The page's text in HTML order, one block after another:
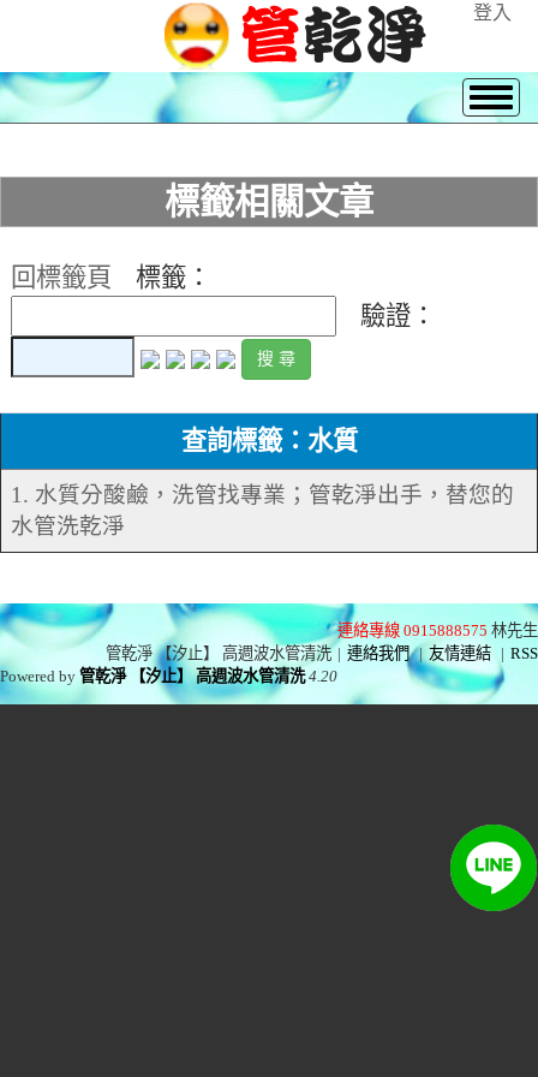
登入
標籤相關文章
回標籤頁
標籤：
驗證：
查詢標籤：水質
1. 水質分酸鹼，洗管找專業；管乾淨出手，替您的
水管洗乾淨
連絡專線 0915888575 林先生
管乾淨 【汐止】 高週波水管清洗 | 連絡我們 | 友情連結 | RSS
Powered by管乾淨 【汐止】 高週波水管清洗 4.20